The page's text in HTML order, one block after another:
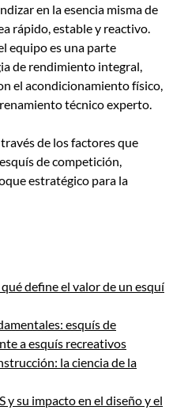
en la esencia misma de
rápido, estable y reactivo.
equipo es una parte
de rendimiento integral,
el acondicionamiento físico,
técnico experto.
de los factores que
de competición,
estratégico para la
define el valor de un esquí
esquís de
a esquís recreativos
la ciencia de la
y su impacto en el diseño y el